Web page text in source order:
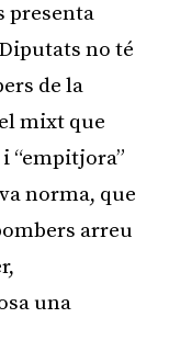
presenta
no té
de la
mixt que
“empitjora”
norma, que
arreu
una